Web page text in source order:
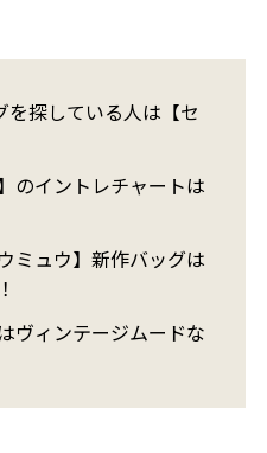
探している人は【セ
のイントレチャートは
ミュウ】新作バッグは
ヴィンテージムードな